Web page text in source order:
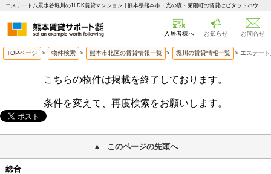
エステート八景水谷堀川の1LDK賃貸マンション | 熊本県熊本市・光の森・菊陽町の賃貸はピタットハウス 熊本賃貸サポート
入居者様へ お知らせ お問合せ
TOPページ > 物件検索 > 熊本市北区の賃貸情報一覧 > 堀川の賃貸情報一覧 > エステー
こちらの物件は掲載を終了しております。
条件を変えて、再度検索をお願いします。
このページの先頭へ
総合